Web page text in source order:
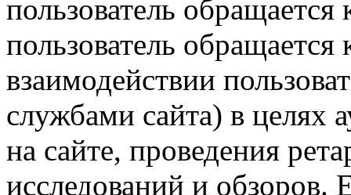
пользователь обращается
пользователь обращается
взаимодействии
службами сайта) в целях
на сайте, проведения
исследований и обзоров.